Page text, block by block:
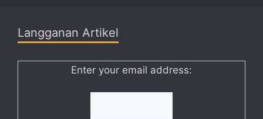
Langganan Artikel
Enter your email address: